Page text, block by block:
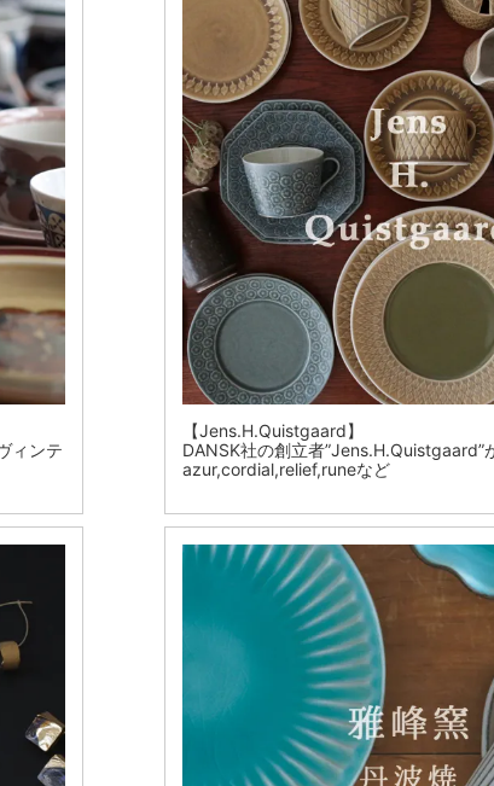
ィンテ
【Jens.H.Quistgaard】
DANSK社の創立者”Jens.H.Quistgaard”
azur,cordial,relief,runeなど